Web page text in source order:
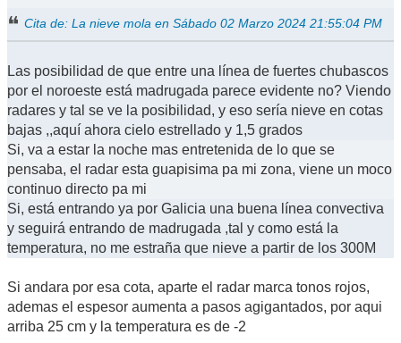
Cita de: La nieve mola en Sábado 02 Marzo 2024 21:55:04 PM
Las posibilidad de que entre una línea de fuertes chubascos
por el noroeste está madrugada parece evidente no? Viendo
radares y tal se ve la posibilidad, y eso sería nieve en cotas
bajas ,,aquí ahora cielo estrellado y 1,5 grados
Si, va a estar la noche mas entretenida de lo que se
pensaba, el radar esta guapisima pa mi zona, viene un moco
continuo directo pa mi
Si, está entrando ya por Galicia una buena línea convectiva
y seguirá entrando de madrugada ,tal y como está la
temperatura, no me estraña que nieve a partir de los 300M
Si andara por esa cota, aparte el radar marca tonos rojos,
ademas el espesor aumenta a pasos agigantados, por aqui
arriba 25 cm y la temperatura es de -2